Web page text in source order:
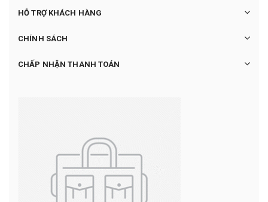
HỖ TRỢ KHÁCH HÀNG
CHÍNH SÁCH
CHẤP NHẬN THANH TOÁN